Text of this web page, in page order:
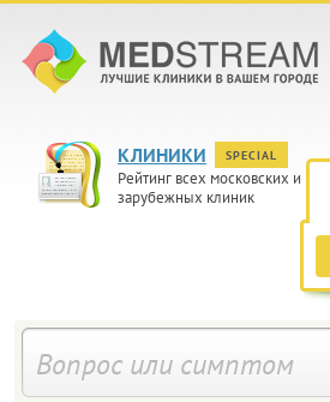
КЛИНИКИ SPECIAL
Рейтинг всех московских и
зарубежных клиник